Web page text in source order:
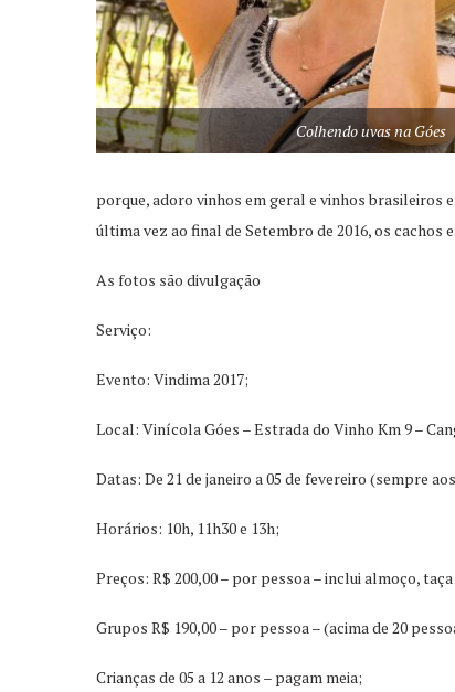
Colhendo uvas na Góes
porque, adoro vinhos em geral e vinhos
última vez ao final de Setembro de 2016, os cachos
As fotos são divulgação
Serviço:
Evento: Vindima 2017;
Local: Vinícola Góes – Estrada do Vinho Km 9 –
Datas: De 21 de janeiro a 05 de fevereiro (sempre
Horários: 10h, 11h30 e 13h;
Preços: R$ 200,00 – por pessoa – inclui almoço,
Grupos R$ 190,00 – por pessoa – (acima de 20
Crianças de 05 a 12 anos – pagam meia;